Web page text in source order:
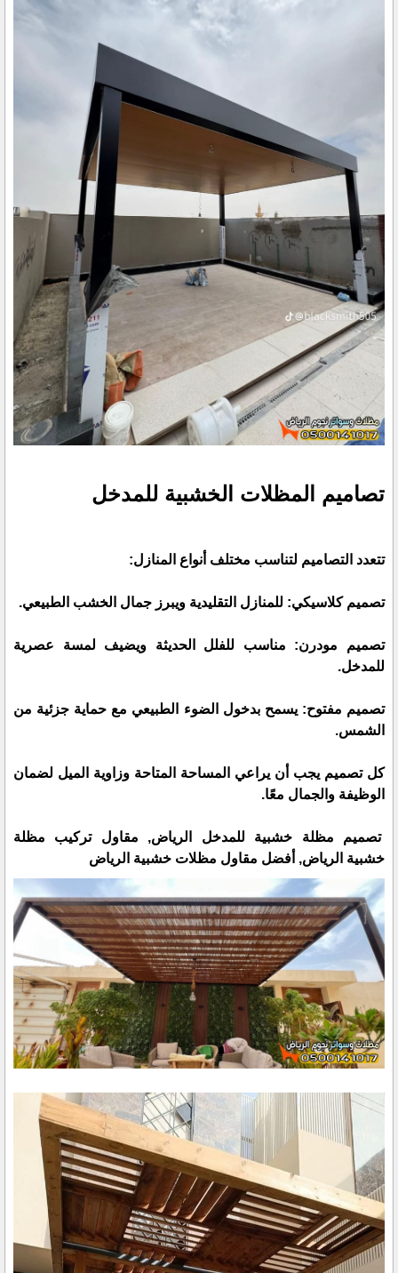
تصاميم المظلات الخشبية للمدخل
تتعدد التصاميم لتناسب مختلف أنواع المنازل:
تصميم كلاسيكي: للمنازل التقليدية ويبرز جمال الخشب الطبيعي.
تصميم مودرن: مناسب للفلل الحديثة ويضيف لمسة عصرية
للمدخل.
تصميم مفتوح: يسمح بدخول الضوء الطبيعي مع حماية جزئية من
الشمس.
كل تصميم يجب أن يراعي المساحة المتاحة وزاوية الميل لضمان
الوظيفة والجمال معًا.
تصميم مظلة خشبية للمدخل الرياض, مقاول تركيب مظلة
خشبية الرياض, أفضل مقاول مظلات خشبية الرياض